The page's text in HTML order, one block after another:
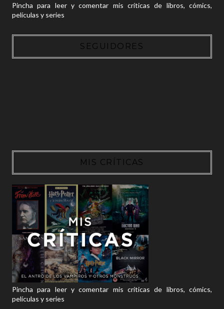
Pincha para leer y comentar mis críticas de libros, cómics,
películas y series
SEGUIDORES
MIS CRÍTICAS
Pincha para leer y comentar mis críticas de libros, cómics,
películas y series